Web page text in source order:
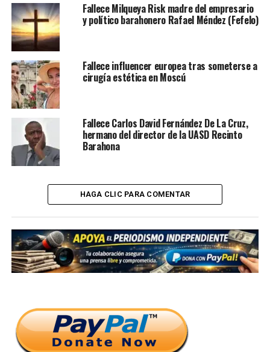
Fallece Milqueya Risk madre del empresario
y político barahonero Rafael Méndez (Fefelo)
Fallece influencer europea tras someterse a
cirugía estética en Moscú
Fallece Carlos David Fernández De La Cruz,
hermano del director de la UASD Recinto
Barahona
HAGA CLIC PARA COMENTAR